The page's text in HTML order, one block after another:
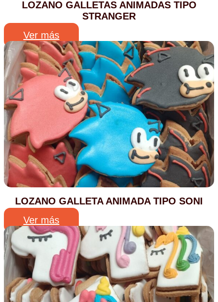
LOZANO GALLETAS ANIMADAS TIPO
STRANGER
Ver más
LOZANO GALLETA ANIMADA TIPO SONI
Ver más